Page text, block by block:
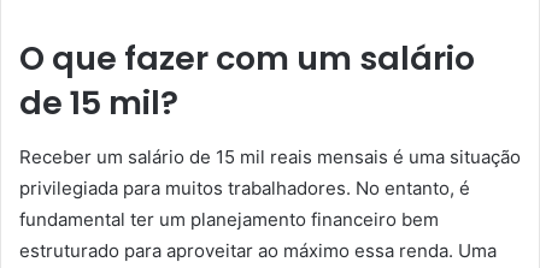
O que fazer com um salário
de 15 mil?
Receber um salário de 15 mil reais mensais é uma situação
privilegiada para muitos trabalhadores. No entanto, é
fundamental ter um planejamento financeiro bem
estruturado para aproveitar ao máximo essa renda. Uma